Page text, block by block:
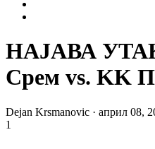
НАЈАВА
Срем vs. KK
Dejan Krsmanovic · април 08,
1